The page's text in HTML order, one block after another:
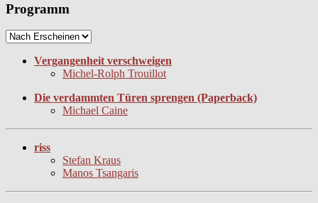
Programm
Vergangenheit verschweigen
Michel-Rolph Trouillot
Die verdammten Türen sprengen (Paperback)
Michael Caine
riss
Stefan Kraus
Manos Tsangaris